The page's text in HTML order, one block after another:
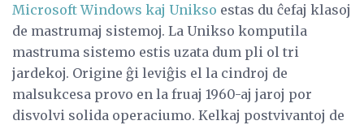
Microsoft Windows kaj Unikso estas du ĉefaj klasoj
de mastrumaj sistemoj. La Unikso komputila
mastruma sistemo estis uzata dum pli ol tri
jardekoj. Origine ĝi leviĝis el la cindroj de
malsukcesa provo en la fruaj 1960-aj jaroj por
disvolvi solida operaciumo. Kelkaj postvivantoj de